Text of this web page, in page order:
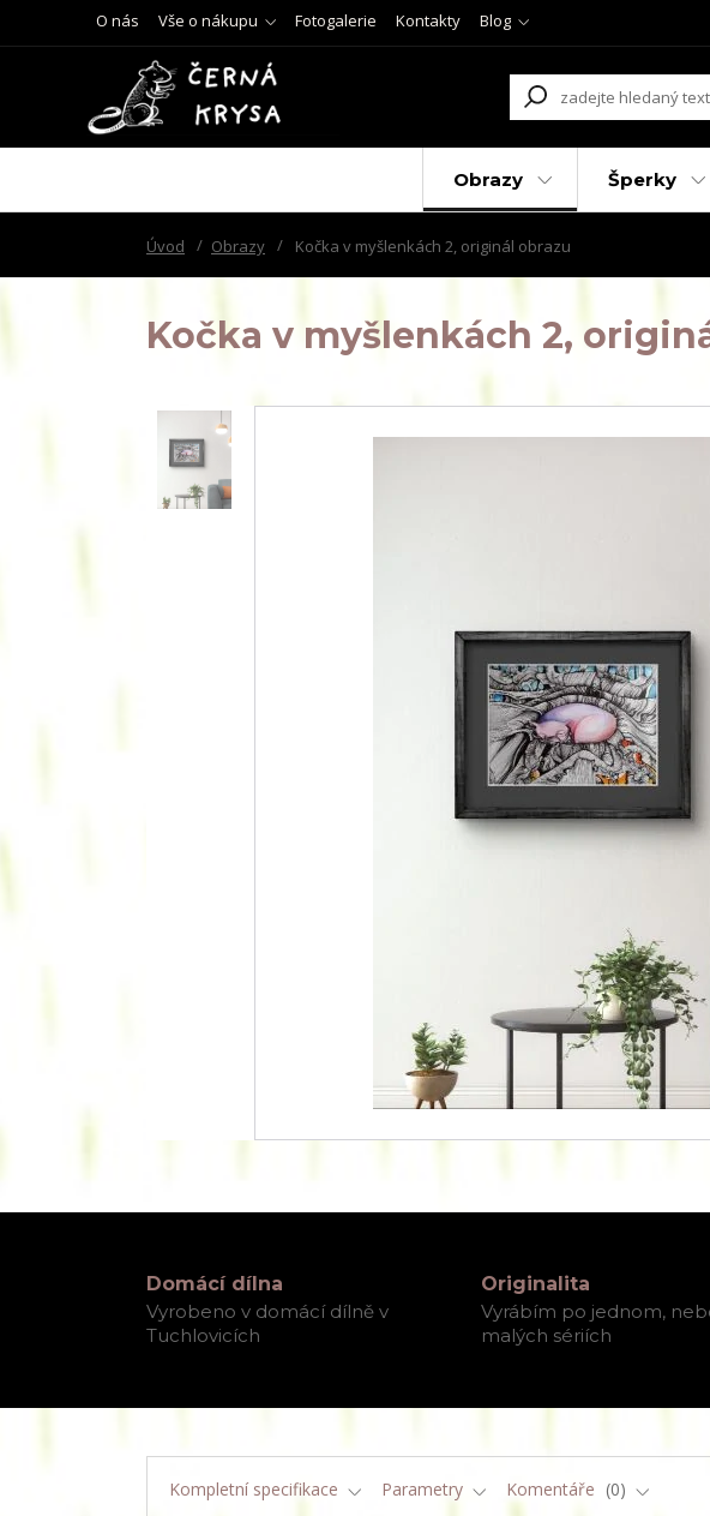
O nás Vše o nákupu Fotogalerie Kontakty Blog
Obrazy Šperky
Úvod Obrazy Kočka v myšlenkách 2, originál obrazu
Kočka v myšlenkách 2,
Domácí dílna
Vyrobeno v domácí dílně v
Tuchlovicích
Originalita
Vyrábím po jednom,
malých sériích
Kompletní specifikace Parametry Komentáře 0